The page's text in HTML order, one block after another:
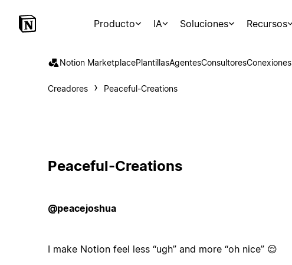
Producto IA Soluciones Recursos
Notion MarketplacePlantillasAgentesConsultoresConexiones
Creadores Peaceful-Creations
Peaceful-Creations
@peacejoshua
I make Notion feel less “ugh” and more “oh nice” 😌